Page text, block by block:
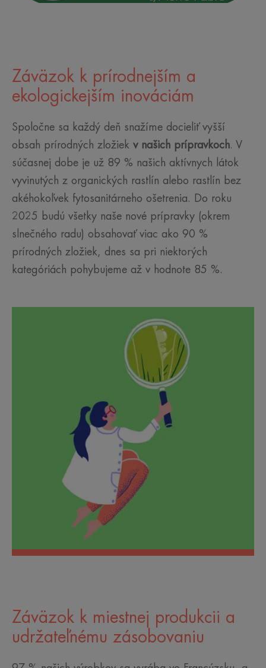
Záväzok k prírodnejším a
ekologickejším inováciám
Spoločne sa každý deň snažíme docieliť vyšší
obsah prírodných zložiek v našich prípravkoch. V
súčasnej dobe je už 89 % našich aktívnych látok
vyvinutých z organických rastlín alebo rastlín bez
akéhokoľvek fytosanitárneho ošetrenia. Do roku
2025 budú všetky naše nové prípravky (okrem
slnečného radu) obsahovať viac ako 90 %
prírodných zložiek, dnes sa pri niektorých
kategóriách pohybujeme až v hodnote 85 %.
Záväzok k miestnej produkcii a
udržateľnému zásobovaniu